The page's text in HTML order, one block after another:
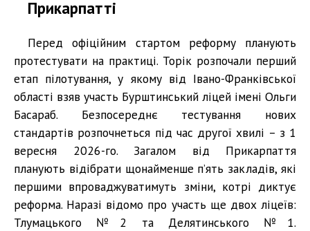
Прикарпатті
Перед офіційним стартом реформу планують
протестувати на практиці. Торік розпочали перший
етап пілотування, у якому від Івано-Франківської
області взяв участь Бурштинський ліцей імені Ольги
Басараб. Безпосереднє тестування нових
стандартів розпочнеться під час другої хвилі – з 1
вересня 2026-го. Загалом від Прикарпаття
планують відібрати щонайменше п’ять закладів, які
першими впроваджуватимуть зміни, котрі диктує
реформа. Наразі відомо про участь ще двох ліцеїв:
Тлумацького №2 та Делятинського №1.